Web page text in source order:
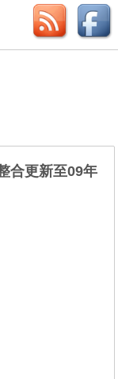
合更新至09年